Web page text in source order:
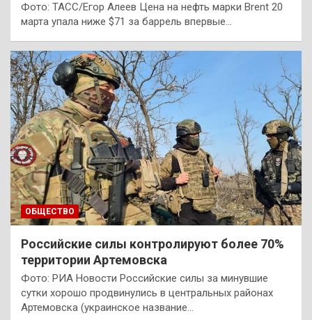
Фото: ТАСС/Егор Алеев Цена на нефть марки Brent 20
марта упала ниже $71 за баррель впервые…
ОБЩЕСТВО
Российские силы контролируют более 70%
территории Артемовска
Фото: РИА Новости Российские силы за минувшие
сутки хорошо продвинулись в центральных районах
Артемовска (украинское название…